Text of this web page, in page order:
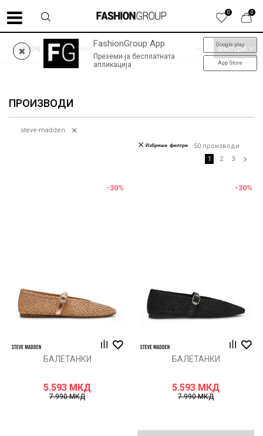
0
0
FashionGroup App
Преземи ја бесплатната
апликација
Google play
App Store
ФИНАЛНО НАМАЛУВАЊЕ до -60% | колекција пролет-лето '26
ПРОИЗВОДИ
Сортирај Филтри
steve-madden
50 производи
Избриши филтри
1 2 3
-30%
БАЛЕТАНКИ
5.593 МКД
7.990МКД
-30%
БАЛЕТАНКИ
5.593 МКД
7.990МКД